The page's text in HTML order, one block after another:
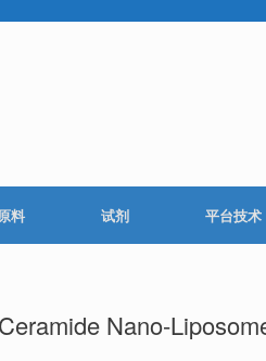
料 试剂 平台技术
Nano-